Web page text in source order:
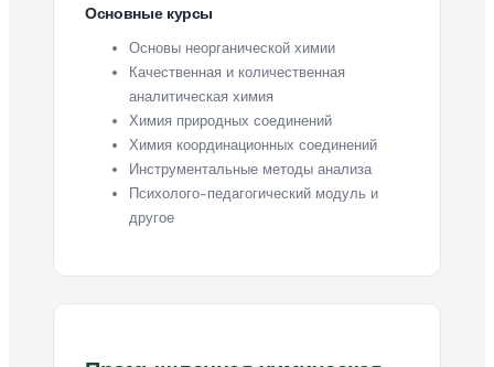
Основные курсы
Основы неорганической химии
Качественная и количественная
аналитическая химия
Химия природных соединений
Химия координационных соединений
Инструментальные методы анализа
Психолого-педагогический модуль и
другое